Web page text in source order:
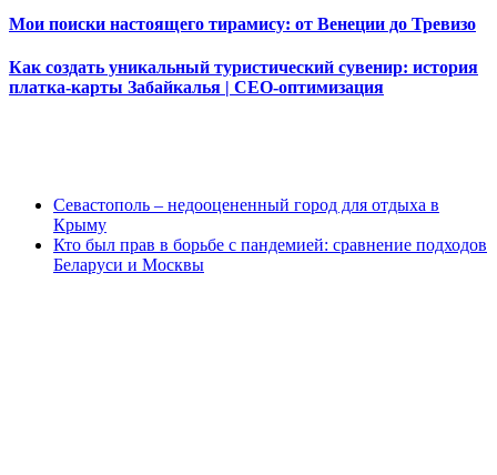
Мои поиски настоящего тирамису: от Венеции до Тревизо
Как создать уникальный туристический сувенир: история
платка-карты Забайкалья | СЕО-оптимизация
Севастополь – недооцененный город для отдыха в
Крыму
Кто был прав в борьбе с пандемией: сравнение подходов
Беларуси и Москвы